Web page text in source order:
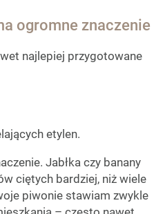
ogromne znaczenie
najlepiej przygotowane
etylen.
Jabłka czy banany
ciętych bardziej, niż wiele
piwonie stawiam zwykle